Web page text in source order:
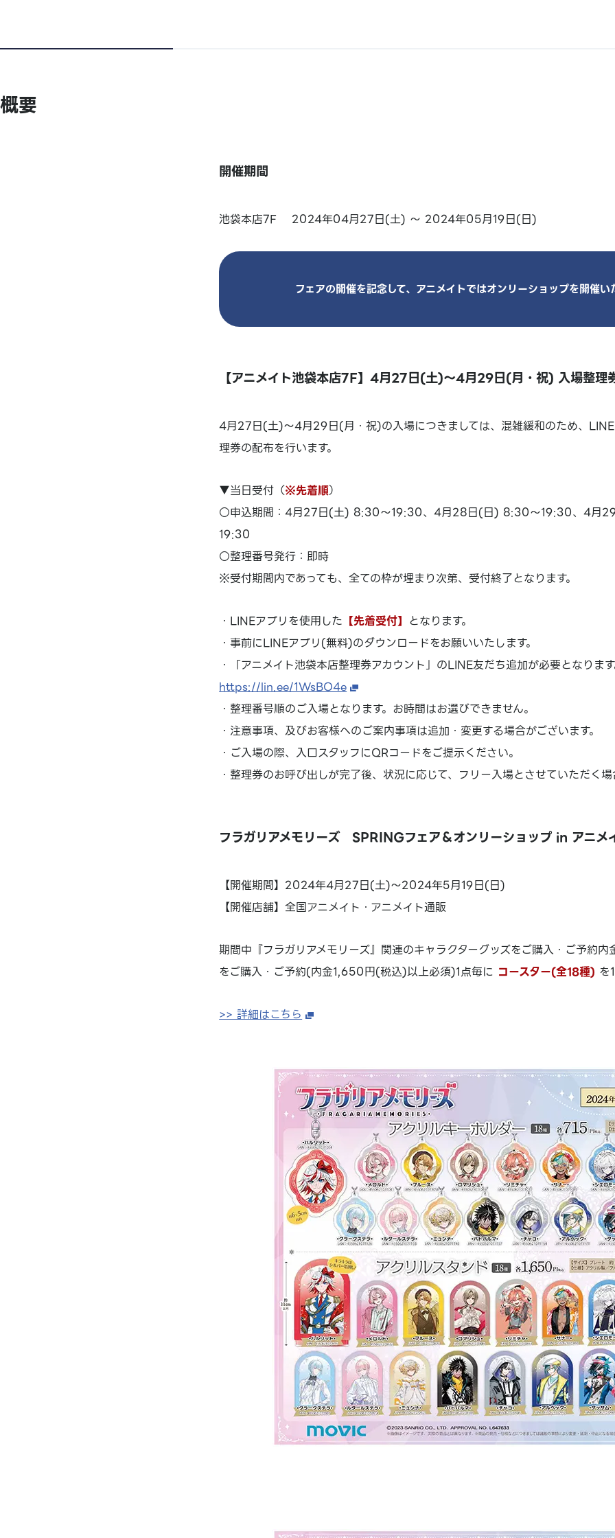
概要
開催期間
池袋本店7F 2024年04月27日(土) ～ 2024年05月19日(日)
フェアの開催を記念して、アニメイトではオンリーショップを開催い
【アニメイト池袋本店7F】4月27日(土)～4月29日(月・祝) 入場整理
4月27日(土)～4月29日(月・祝)の入場につきましては、混雑緩和のため、
理券の配布を行います。
▼当日受付（※先着順）
○申込期間：4月27日(土) 8:30～19:30、4月28日(日) 8:30～19:30、4月
19:30
○整理番号発行：即時
※受付期間内であっても、全ての枠が埋まり次第、受付終了となります。
・LINEアプリを使用した 【先着受付】 となります。
・事前にLINEアプリ(無料)のダウンロードをお願いいたします。
・「アニメイト池袋本店整理券アカウント」のLINE友だち追加が必要となります
https://lin.ee/1WsBO4e
・整理番号順のご入場となります。お時間はお選びできません。
・注意事項、及びお客様へのご案内事項は追加・変更する場合がございます。
・ご入場の際、入口スタッフにQRコードをご提示ください。
・整理券のお呼び出しが完了後、状況に応じて、フリー入場とさせていただく場
フラガリアメモリーズ SPRINGフェア＆オンリーショップ in アニメ
【開催期間】2024年4月27日(土)～2024年5月19日(日)
【開催店舗】全国アニメイト・アニメイト通販
期間中『フラガリアメモリーズ』関連のキャラクターグッズをご購入・ご予約
をご購入・ご予約(内金1,650円(税込)以上必須)1点毎に コースター(全18種) を
>> 詳細はこちら